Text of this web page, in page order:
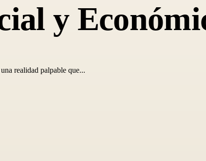
y
realidad palpable que...